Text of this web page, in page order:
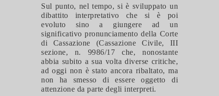
Sul punto, nel tempo, si è sviluppato un
dibattito interpretativo che si è poi
evoluto sino a giungere ad un
significativo pronunciamento della Corte
di Cassazione (Cassazione Civile, III
sezione, n. 9986/17 che, nonostante
abbia subito a sua volta diverse critiche,
ad oggi non è stato ancora ribaltato, ma
non ha smesso di essere oggetto di
attenzione da parte degli interpreti.